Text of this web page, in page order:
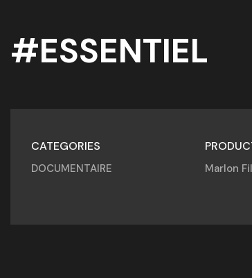
#ESSENTIEL
CATEGORIES
DOCUMENTAIRE Marlon